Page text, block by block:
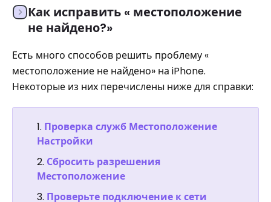
Как исправить « местоположение
не найдено?»
Есть много способов решить проблему «
местоположение не найдено» на iPhone.
Некоторые из них перечислены ниже для справки:
Проверка служб Местоположение
Настройки
Сбросить разрешения
Местоположение
Проверьте подключение к сети